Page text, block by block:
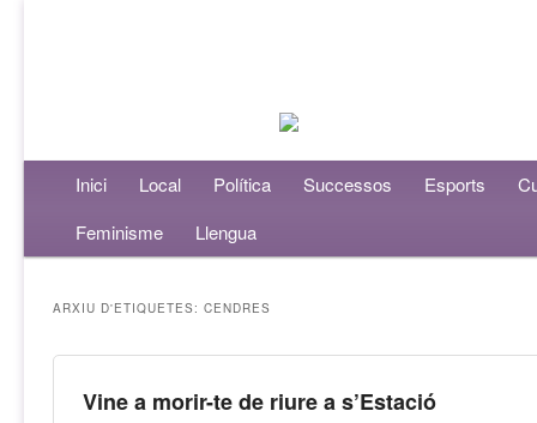
Menú principalAneu al contingut principal
Aneu al contingut secundari
Inici Local Política Successos Esports
Feminisme
Llengua
ARXIU D'ETIQUETES:CENDRES
Vine a morir-te de riure a s’Estació